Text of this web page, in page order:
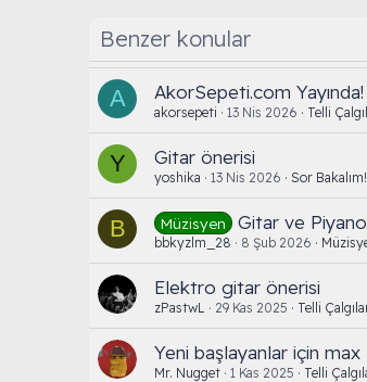
Benzer konular
A AkorSepeti.com
akorsepeti 13 Nis 2026 Telli
Y Gitar önerisi
yoshika 13 Nis 2026 Sor Bakalım!
B Müzisyen Gitar ve
bbkyzlm_28 8 Şub 2026
Elektro gitar önerisi
zPastwL 29 Kas 2025 Telli
Yeni başlayanlar için
Mr. Nugget 1 Kas 2025 Telli